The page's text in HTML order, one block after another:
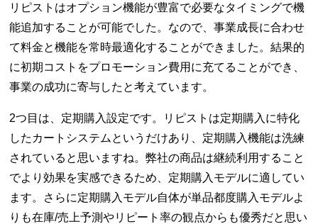
リピストはオプション機能が豊富で必要なタイミングで機
能追加することが可能でした。なので、事業成長に合わせ
て料金と機能を常時最適化することができました。結果的
に初期コストをプロモーション費用に充てることができ、
事業の成功に寄与したと考えています。
2つ目は、定期購入設定です。リピストは定期購入に特化
したカートシステムというだけあり、定期購入機能は洗練
されていると思いますね。弊社の商品は継続利用すること
でより効果を実感できるため、定期購入モデルに適してい
ます。さらに定期購入モデル自体が単品都度購入モデルよ
りも在庫/売上予測やリピート率の観点からも優秀だと思い